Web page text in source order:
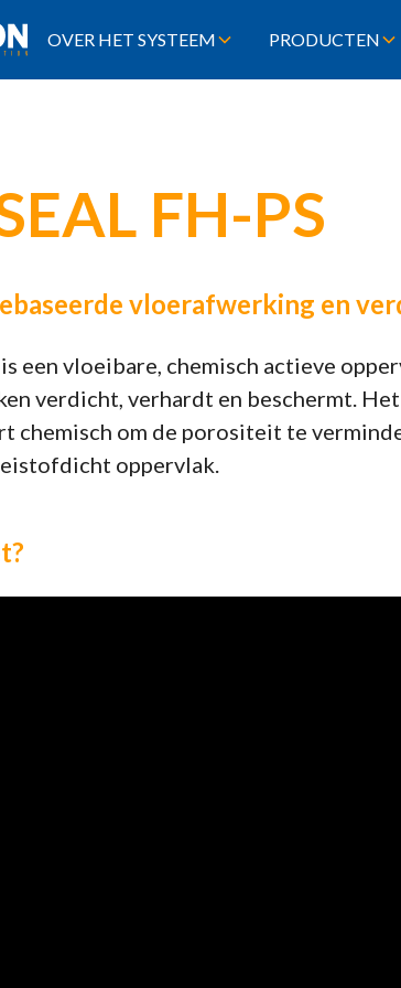
OVER HET SYSTEEM PRODUCTEN
FH-PS
vloerafwerking en
is een vloeibare, chemisch actieve
verdicht, verhardt en beschermt.
chemisch om de porositeit te
oppervlak.